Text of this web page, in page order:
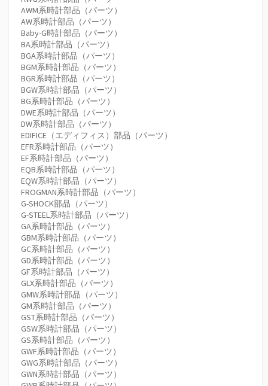
AWM系時計部品（パーツ）
AW系時計部品（パーツ）
Baby-G時計部品（パーツ）
BA系時計部品（パーツ）
BGA系時計部品（パーツ）
BGM系時計部品（パーツ）
BGR系時計部品（パーツ）
BGW系時計部品（パーツ）
BG系時計部品（パーツ）
DWE系時計部品（パーツ）
DW系時計部品（パーツ）
EDIFICE（エディフィス）部品（パーツ）
EFR系時計部品（パーツ）
EF系時計部品（パーツ）
EQB系時計部品（パーツ）
EQW系時計部品（パーツ）
FROGMAN系時計部品（パーツ）
G-SHOCK部品（パーツ）
G-STEEL系時計部品（パーツ）
GA系時計部品（パーツ）
GBM系時計部品（パーツ）
GC系時計部品（パーツ）
GD系時計部品（パーツ）
GF系時計部品（パーツ）
GLX系時計部品（パーツ）
GMW系時計部品（パーツ）
GM系時計部品（パーツ）
GST系時計部品（パーツ）
GSW系時計部品（パーツ）
GS系時計部品（パーツ）
GWF系時計部品（パーツ）
GWG系時計部品（パーツ）
GWN系時計部品（パーツ）